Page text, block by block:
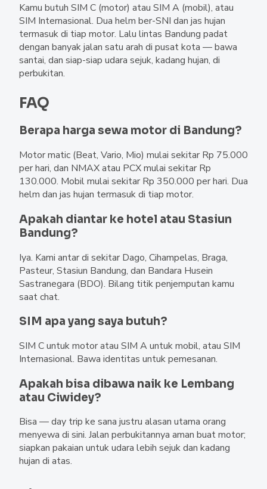
Kamu butuh SIM C (motor) atau SIM A (mobil), atau
SIM Internasional. Dua helm ber-SNI dan jas hujan
termasuk di tiap motor. Lalu lintas Bandung padat
dengan banyak jalan satu arah di pusat kota — bawa
santai, dan siap-siap udara sejuk, kadang hujan, di
perbukitan.
FAQ
Berapa harga sewa motor di Bandung?
Motor matic (Beat, Vario, Mio) mulai sekitar Rp 75.000
per hari, dan NMAX atau PCX mulai sekitar Rp
130.000. Mobil mulai sekitar Rp 350.000 per hari. Dua
helm dan jas hujan termasuk di tiap motor.
Apakah diantar ke hotel atau Stasiun
Bandung?
Iya. Kami antar di sekitar Dago, Cihampelas, Braga,
Pasteur, Stasiun Bandung, dan Bandara Husein
Sastranegara (BDO). Bilang titik penjemputan kamu
saat chat.
SIM apa yang saya butuh?
SIM C untuk motor atau SIM A untuk mobil, atau SIM
Internasional. Bawa identitas untuk pemesanan.
Apakah bisa dibawa naik ke Lembang
atau Ciwidey?
Bisa — day trip ke sana justru alasan utama orang
menyewa di sini. Jalan perbukitannya aman buat motor;
siapkan pakaian untuk udara lebih sejuk dan kadang
hujan di atas.